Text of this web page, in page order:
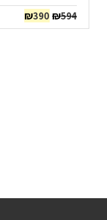
₪594
המחיר
המקורי
₪390